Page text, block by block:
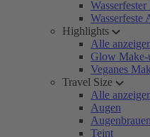
Wasserfeste
Highlights
Alle
Glow Make-
Veganes
Travel Size
Alle
Augen
Augenbrauen
Teint